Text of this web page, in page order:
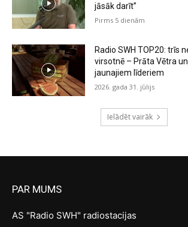
jāsāk darīt”
Pirms 5 dienām
Radio SWH TOP20: trīs
virsotnē – Prāta Vētra
jaunajiem līderiem
2026. gada 31. jūlijs
Ielādēt vairāk
PAR MUMS
AS "Radio SWH" radiostacijas